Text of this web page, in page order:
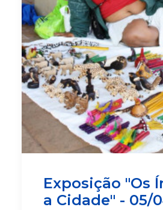
Exposição "Os
a Cidade" - 05/